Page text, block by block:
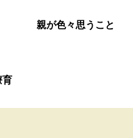
親が色々思うこと
育